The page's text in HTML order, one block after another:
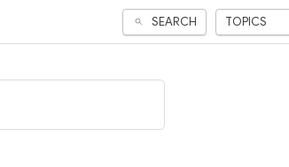
SEARCH TOPICS